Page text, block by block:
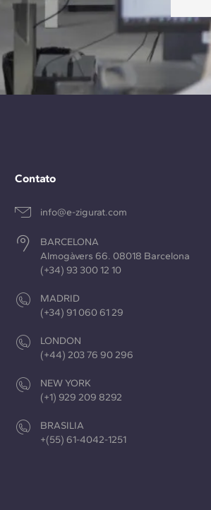
Contato
info@e-zigurat.com
BARCELONA
Almogàvers 66. 08018 Barcelona
(+34) 93 300 12 10
MADRID
(+34) 91 060 61 29
LONDON
(+44) 203 76 90 296
NEW YORK
(+1) 929 209 8292
BRASILIA
+(55) 61-4042-1251